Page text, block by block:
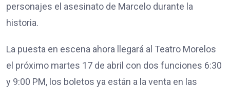
personajes el asesinato de Marcelo durante la
historia.
La puesta en escena ahora llegará al Teatro Morelos
el próximo martes 17 de abril con dos funciones 6:30
y 9:00 PM, los boletos ya están a la venta en las